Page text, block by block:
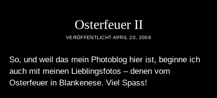
Osterfeuer II
VERÖFFENTLICHT APRIL 20, 2009
So, und weil das mein Photoblog hier ist, beginne ich
auch mit meinen Lieblingsfotos – denen vom
Osterfeuer in Blankenese. Viel Spass!